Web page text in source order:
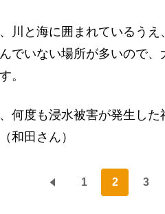
川と海に囲まれているう
でいない場所が多いので
。
何度も浸水被害が発生した
和田さん）
1 2 3